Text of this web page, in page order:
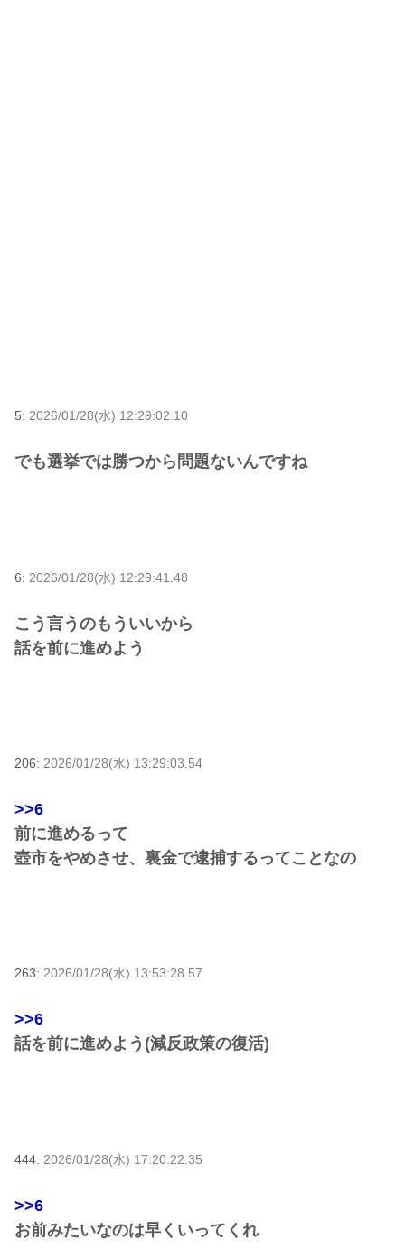
5: 2026/01/28(水) 12:29:02.10
でも選挙では勝つから問題ないんですね
6: 2026/01/28(水) 12:29:41.48
こう言うのもういいから
話を前に進めよう
206: 2026/01/28(水) 13:29:03.54
>>6
前に進めるって
壺市をやめさせ、裏金で逮捕するってことなの
263: 2026/01/28(水) 13:53:28.57
>>6
話を前に進めよう(減反政策の復活)
444: 2026/01/28(水) 17:20:22.35
>>6
お前みたいなのは早くいってくれ